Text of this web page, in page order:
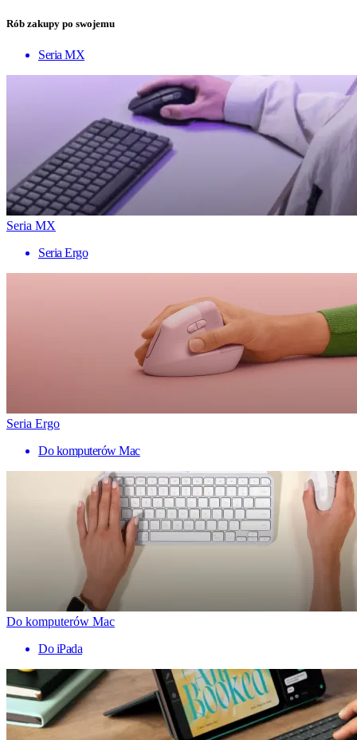
Rób zakupy po swojemu
Seria MX
Seria MX
Seria Ergo
Seria Ergo
Do komputerów Mac
Do komputerów Mac
Do iPada